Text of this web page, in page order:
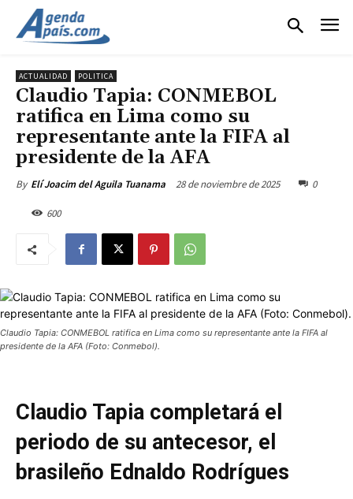
ACTUALIDAD POLITICA
Claudio Tapia: CONMEBOL
ratifica en Lima como su
representante ante la FIFA al
presidente de la AFA
By Elí Joacim del Aguila Tuanama 28 de noviembre de 2025 0
600
Claudio Tapia: CONMEBOL ratifica en Lima como su representante ante la FIFA al
presidente de la AFA (Foto: Conmebol).
Claudio Tapia completará el
periodo de su antecesor, el
brasileño Ednaldo Rodrígues